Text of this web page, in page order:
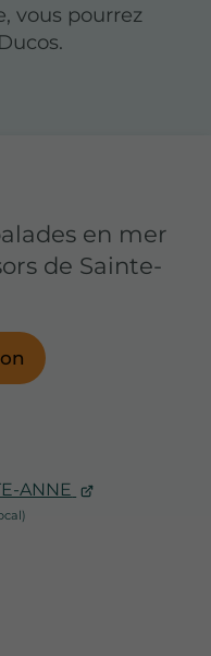
vous pourrez
ANNE
en mer
de Sainte-